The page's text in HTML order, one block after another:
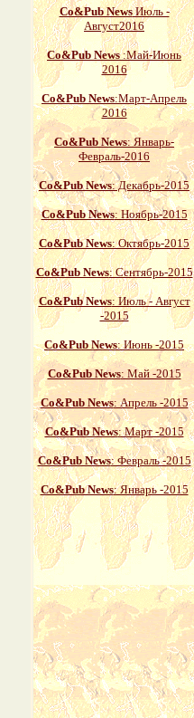
Со&Pub NewsИюль -
Август2016
Со&Pub News:Май-Июнь
2016
Со&Pub News:Март-Апрель
2016
Со&Pub News: Январь-
Февраль-2016
Со&Pub News: Декабрь-2015
Со&Pub News: Ноябрь-2015
Со&Pub News: Октябрь-2015
Со&Pub News: Сентябрь-2015
Со&Pub News: Июль - Август
-2015
Со&Pub News: Июнь -2015
Со&Pub News: Май -2015
Со&Pub News: Апрель -2015
Со&Pub News: Март -2015
Со&Pub News: Февраль -2015
Со&Pub News: Январь -2015